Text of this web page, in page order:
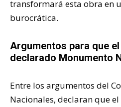
transformará esta obra en
burocrática.
Argumentos para que
declarado Monumento
Entre los argumentos del
Nacionales, declaran que